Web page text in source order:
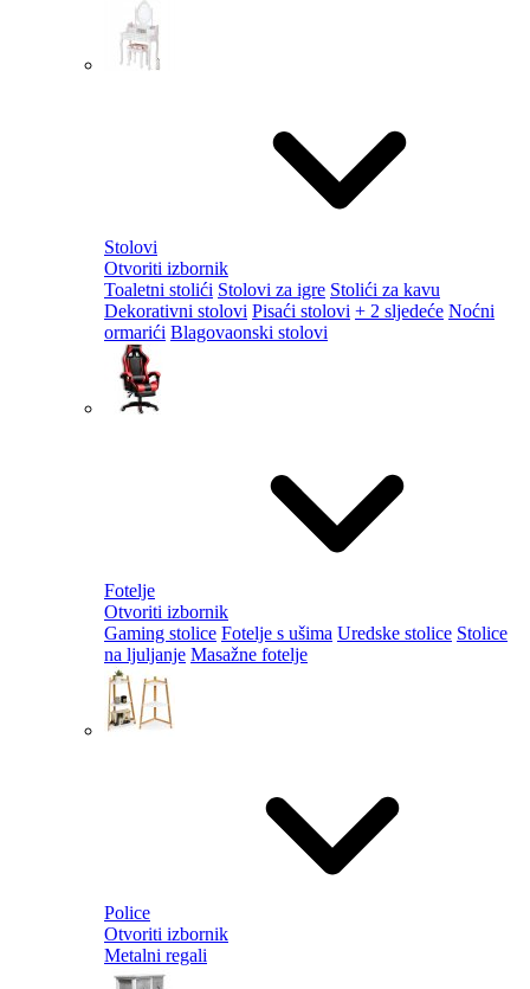
Stolovi
Otvoriti izbornik
Toaletni stolići Stolovi za igre Stolići za kavu
Dekorativni stolovi Pisaći stolovi + 2 sljedeće Noćni
ormarići Blagovaonski stolovi
Fotelje
Otvoriti izbornik
Gaming stolice Fotelje s ušima Uredske stolice Stolice
na ljuljanje Masažne fotelje
Police
Otvoriti izbornik
Metalni regali